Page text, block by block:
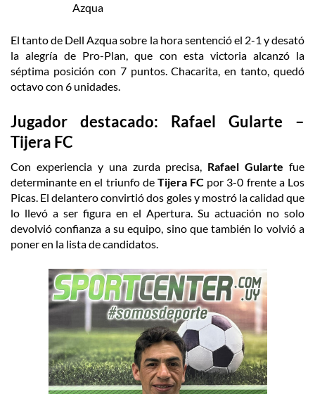
Azqua
El tanto de Dell Azqua sobre la hora sentenció el 2-1 y desató
la alegría de Pro-Plan, que con esta victoria alcanzó la
séptima posición con 7 puntos. Chacarita, en tanto, quedó
octavo con 6 unidades.
Jugador destacado: Rafael Gularte –
Tijera FC
Con experiencia y una zurda precisa, Rafael Gularte fue
determinante en el triunfo de Tijera FC por 3-0 frente a Los
Picas. El delantero convirtió dos goles y mostró la calidad que
lo llevó a ser figura en el Apertura. Su actuación no solo
devolvió confianza a su equipo, sino que también lo volvió a
poner en la lista de candidatos.